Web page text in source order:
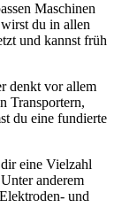
Maschinen
du in allen
und kannst früh
denkt vor allem
Transportern,
du eine fundierte
eine Vielzahl
anderem
und